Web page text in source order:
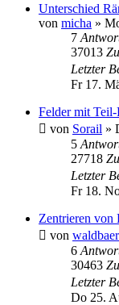
Unterschied
von micha »
7
37013
Letzter
Fr 17.
Felder mit Teil-
von Sorail »
5
27718
Letzter
Fr 18.
Zentrieren von
von
6
30463
Letzter
Do 25.